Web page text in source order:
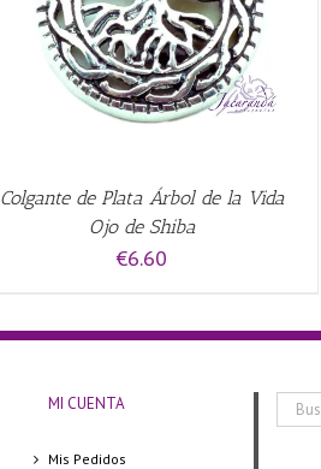
Colgante de Plata Árbol de la Vida
Ojo de Shiba
€6.60
MI CUENTA
Mis Pedidos
Buscar: